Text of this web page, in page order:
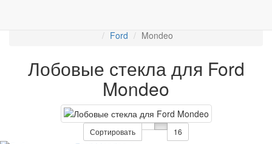
Ford
Mondeo
Лобовые стекла для Ford
Mondeo
Сортировать 16